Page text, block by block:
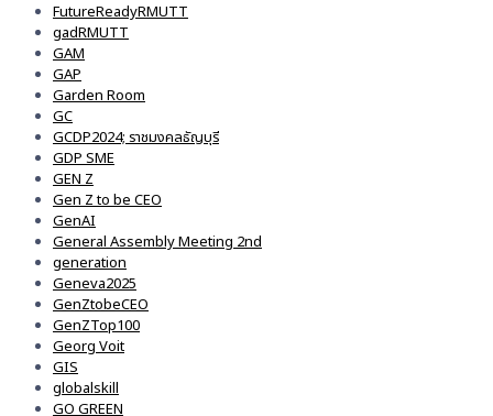
FutureReadyRMUTT
gadRMUTT
GAM
GAP
Garden Room
GC
GCDP2024; ราชมงคลธัญบุรี
GDP SME
GEN Z
Gen Z to be CEO
GenAI
General Assembly Meeting 2nd
generation
Geneva2025
GenZtobeCEO
GenZTop100
Georg Voit
GIS
globalskill
GO GREEN